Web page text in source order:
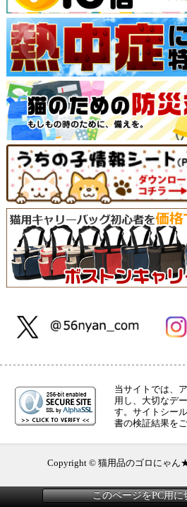
当サイトでは、
用し、大切なデ
す。サイトシー
書の検証結果を
Copyright © 猫用品のゴロにゃん★
このページをPC用に